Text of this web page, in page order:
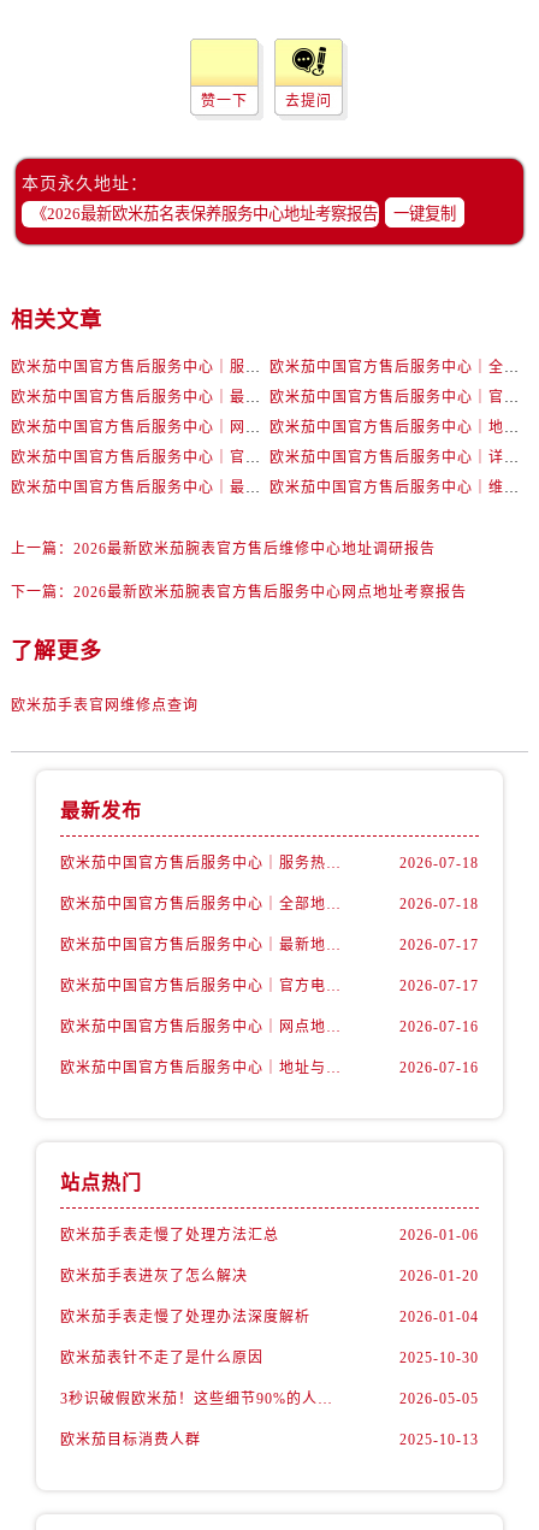
青海省海东市乐都区滨河路售后服务中心（需提前预约）
陕西省安康市汉滨区金州路售后服务中心（需提前预约）
陕西省宝鸡市渭滨区经二路售后服务中心（需提前预约）
新疆维吾尔自治区阿克苏市东大街售后服务中心（需提前预约）
新疆维吾尔自治区和田市和田市北京西路售后服务中心（需提前预约）
新疆维吾尔自治区石河子市北二路售后服务中心（需提前预约）
赞一下 去提问
本页永久地址：
一键复制
相关文章
欧米茄中国官方售后服务中心｜服务热线及详细地址权威信息公告（2026年7月最新）
欧米茄中国官方售后服务中心｜全部地址与售后电话权威信息声明（2026年7月最新）
欧米茄中国官方售后服务中心｜最新地址及官方服务热线权威信息公告（2026年7月最新）
欧米茄中国官方售后服务中心｜官方电话和维修地址权威信息公告（2026年7月最新）
欧米茄中国官方售后服务中心｜网点地址和官方热线权威信息通知（2026年7月最新）
欧米茄中国官方售后服务中心｜地址与24小时服务电话权威信息公告（2026年7月最新）
欧米茄中国官方售后服务中心｜官方地址与售后电话权威信息公告（2026年7月最新）
欧米茄中国官方售后服务中心｜详细地址与官方电话权威信息通告（2026年7月最新）
欧米茄中国官方售后服务中心｜最新热线电话与地址权威信息公告（2026年7月最新）
欧米茄中国官方售后服务中心｜维修地址与售后服务电话权威信息声明（2026年7月最新）
上一篇： 2026最新欧米茄腕表官方售后维修中心地址调研报告
下一篇： 2026最新欧米茄腕表官方售后服务中心网点地址考察报告
了解更多
欧米茄手表官网维修点查询
最新发布
欧米茄中国官方售后服务中心｜服务热线及详细地址权威信息公告（2026年7月最新） 2026-07-18
欧米茄中国官方售后服务中心｜全部地址与售后电话权威信息声明（2026年7月最新） 2026-07-18
欧米茄中国官方售后服务中心｜最新地址及官方服务热线权威信息公告（2026年7月最新） 2026-07-17
欧米茄中国官方售后服务中心｜官方电话和维修地址权威信息公告（2026年7月最新） 2026-07-17
欧米茄中国官方售后服务中心｜网点地址和官方热线权威信息通知（2026年7月最新） 2026-07-16
欧米茄中国官方售后服务中心｜地址与24小时服务电话权威信息公告（2026年7月最新） 2026-07-16
站点热门
欧米茄手表走慢了处理方法汇总 2026-01-06
欧米茄手表进灰了怎么解决 2026-01-20
欧米茄手表走慢了处理办法深度解析 2026-01-04
欧米茄表针不走了是什么原因 2025-10-30
3秒识破假欧米茄！这些细节90%的人都忽略了 2026-05-05
欧米茄目标消费人群 2025-10-13